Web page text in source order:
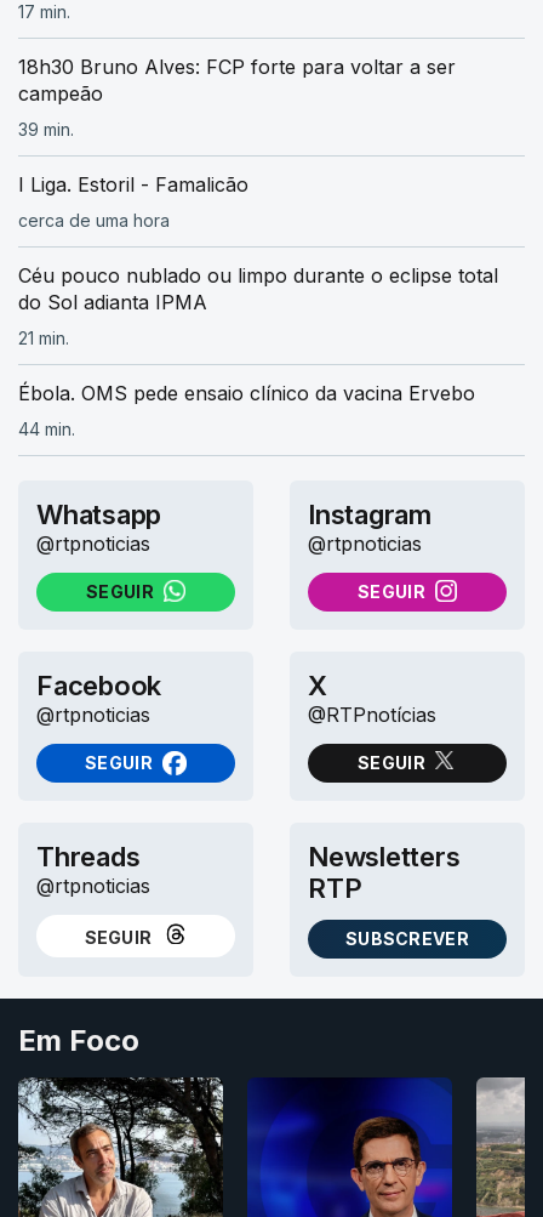
17 min.
18h30 Bruno Alves: FCP forte para voltar a ser
campeão
39 min.
I Liga. Estoril - Famalicão
cerca de uma hora
Céu pouco nublado ou limpo durante o eclipse total
do Sol adianta IPMA
21 min.
Ébola. OMS pede ensaio clínico da vacina Ervebo
44 min.
Whatsapp
@rtpnoticias
SEGUIR
NO WHATSAPP
Instagram
@rtpnoticias
SEGUIR
NO INSTAGRAM
Facebook
@rtpnoticias
SEGUIR
NO FACEBOOK
X
@RTPnotícias
SEGUIR
NO X (TWITTER)
Threads
@rtpnoticias
SEGUIR
NO THREADS
Newsletters
RTP
SUBSCREVER
AS NEWSLETTERS RTP
Em Foco